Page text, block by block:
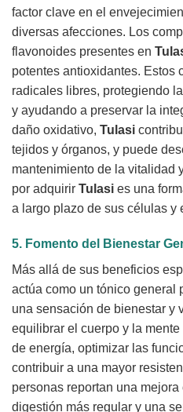
factor clave en el
diversas afecciones. Los
flavonoides presentes en
potentes antioxidantes. Estos
radicales libres, protegiendo
y ayudando a preservar la
daño oxidativo, Tulasi
tejidos y órganos, y puede
mantenimiento de la vitalidad
por adquirir Tulasi es una
a largo plazo de sus células y
5. Fomento del Bienestar
Más allá de sus beneficios
actúa como un tónico general
una sensación de bienestar y
equilibrar el cuerpo y la
de energía, optimizar las
contribuir a una mayor
personas reportan una
digestión más regular y una